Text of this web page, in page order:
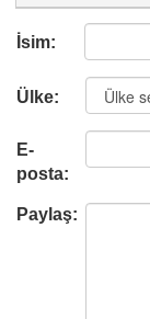
İsim:
Ülke:
E-
posta:
Paylaş: